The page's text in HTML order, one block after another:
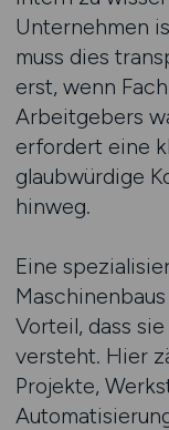
Unternehmen
muss dies
erst, wenn
Arbeitgebers
erfordert eine
glaubwürdige
hinweg.
Eine
Vorteil, dass
versteht. Hier
Projekte,